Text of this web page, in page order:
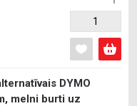
DYMO
melni burti uz